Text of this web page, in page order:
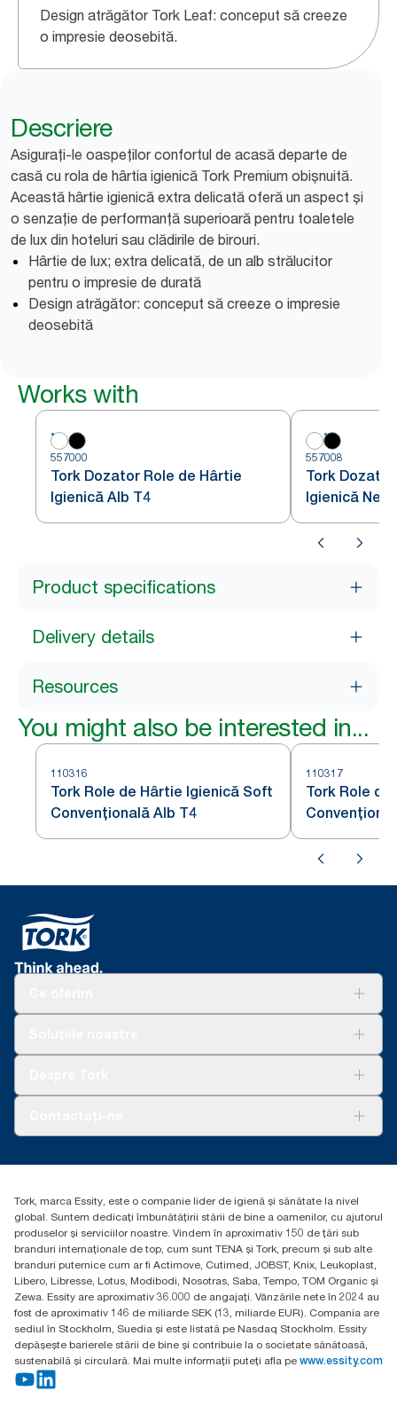
Design atrăgător Tork Leaf: conceput să creeze
o impresie deosebită.
Descriere
Asigurați-le oaspeților confortul de acasă departe de
casă cu rola de hârtia igienică Tork Premium obișnuită.
Această hârtie igienică extra delicată oferă un aspect și
o senzație de performanță superioară pentru toaletele
de lux din hoteluri sau clădirile de birouri.
Hârtie de lux; extra delicată, de un alb strălucitor
pentru o impresie de durată
Design atrăgător: conceput să creeze o impresie
deosebită
Works with
557000
Tork Dozator Role de Hârtie
Igienică Alb T4
557008
Tork
Igienică
Product specifications
Delivery details
Resources
You might also be interested in...
110316
Tork Role de Hârtie Igienică Soft
Convențională Alb T4
110317
Tork Role
Essity Hungary Kft. Professional Hygiene
Budakeszi út 51.
Tork, marca Essity, este o companie lider de igienă și sănătate la nivel
global. Suntem dedicați îmbunătățirii stării de bine a oamenilor, cu ajutorul
produselor și serviciilor noastre. Vindem în aproximativ 150 de țări sub
branduri internaționale de top, cum sunt TENA și Tork, precum și sub alte
branduri puternice cum ar fi Actimove, Cutimed, JOBST, Knix, Leukoplast,
Libero, Libresse, Lotus, Modibodi, Nosotras, Saba, Tempo, TOM Organic și
Zewa. Essity are aproximativ 36.000 de angajați. Vânzările nete în 2024 au
fost de aproximativ 146 de miliarde SEK (13, miliarde EUR). Compania are
sediul în Stockholm, Suedia și este listată pe Nasdaq Stockholm. Essity
depășește barierele stării de bine și contribuie la o societate sănătoasă,
sustenabilă și circulară. Mai multe informații puteți afla pe www.essity.com